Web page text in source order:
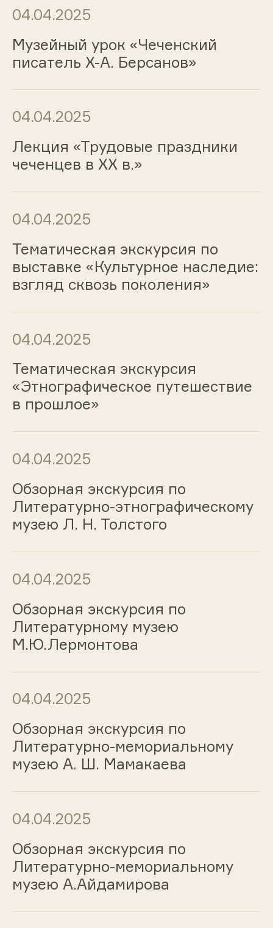
04.04.2025
Музейный урок «Чеченский
писатель Х-А. Берсанов»
04.04.2025
Лекция «Трудовые праздники
чеченцев в XX в.»
04.04.2025
Тематическая экскурсия по
выставке «Культурное наследие:
взгляд сквозь поколения»
04.04.2025
Тематическая экскурсия
«Этнографическое путешествие
в прошлое»
04.04.2025
Обзорная экскурсия по
Литературно-этнографическому
музею Л. Н. Толстого
04.04.2025
Обзорная экскурсия по
Литературному музею
М.Ю.Лермонтова
04.04.2025
Обзорная экскурсия по
Литературно-мемориальному
музею А. Ш. Мамакаева
04.04.2025
Обзорная экскурсия по
Литературно-мемориальному
музею А.Айдамирова